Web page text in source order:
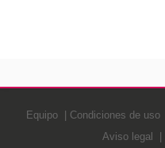
Equipo Condiciones de uso
Aviso legal